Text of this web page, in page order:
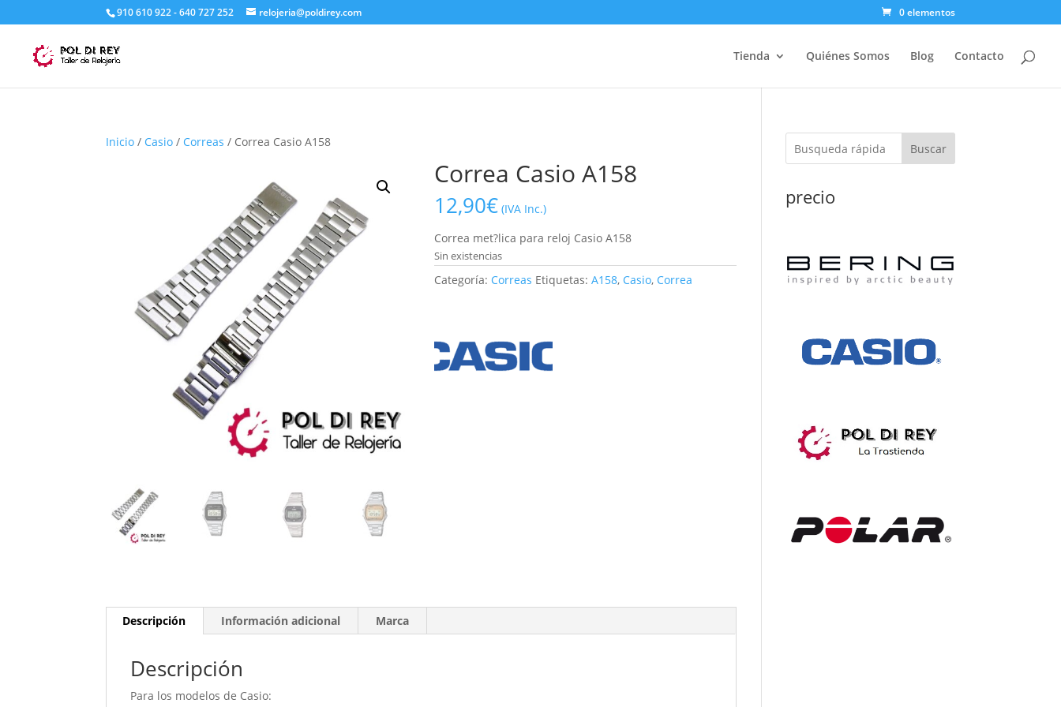
910 610 922 - 640 727 252 relojeria@poldirey.com 0 elementos
Tienda Quiénes Somos Blog Contacto
Inicio / Casio / Correas / Correa Casio A158
Correa Casio A158
12,90€ (IVA Inc.)
Correa met?lica para reloj Casio A158
Sin existencias
Categoría: Correas Etiquetas: A158, Casio, Correa
Descripción Información adicional Marca
Descripción
Para los modelos de Casio:
Buscar
precio